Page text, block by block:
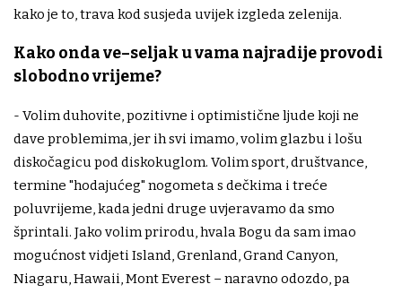
kako je to, trava kod susjeda uvijek izgleda zelenija.
Kako onda ve–seljak u vama najradije provodi
slobodno vrijeme?
- Volim duhovite, pozitivne i optimistične ljude koji ne
dave problemima, jer ih svi imamo, volim glazbu i lošu
diskočagicu pod diskokuglom. Volim sport, društvance,
termine "hodajućeg" nogometa s dečkima i treće
poluvrijeme, kada jedni druge uvjeravamo da smo
šprintali. Jako volim prirodu, hvala Bogu da sam imao
mogućnost vidjeti Island, Grenland, Grand Canyon,
Niagaru, Hawaii, Mont Everest – naravno odozdo, pa